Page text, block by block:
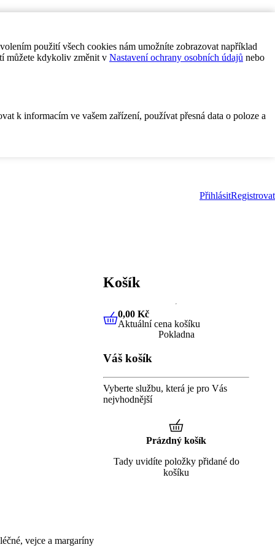
použití všech cookies nám umožníte zobrazovat například
můžete kdykoliv změnit v Nastavení ochrany osobních údajů nebo
k informacím ve vašem zařízení, používat přesná data o poloze a
PřihlásitRegistrovat
vejce a margaríny
Košík
0,00 KčAktuální cena košíku
0,00 Kč
Aktuální cena košíku
Pokladna
Váš košík
Vyberte službu, která je pro Vás
nejvhodnější
Prázdný košík
Tady uvidíte položky přidané do
košíku